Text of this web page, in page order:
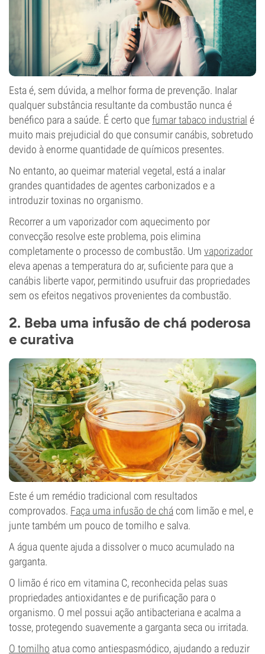
Esta é, sem dúvida, a melhor forma de prevenção. Inalar
qualquer substância resultante da combustão nunca é
benéfico para a saúde. É certo quefumar tabaco industrial é
muito mais prejudicial do que consumir canábis, sobretudo
devido à enorme quantidade de químicos presentes.
No entanto, ao queimar material vegetal, está a inalar
grandes quantidades de agentes carbonizados e a
introduzir toxinas no organismo.
Recorrer a um vaporizador com aquecimento por
convecção resolve este problema, pois elimina
completamente o processo de combustão. Um vaporizador
eleva apenas a temperatura do ar, suficiente para que a
canábis liberte vapor, permitindo usufruir das propriedades
sem os efeitos negativos provenientes da combustão.
2. Beba uma infusão de chá poderosa
e curativa
Este é um remédio tradicional com resultados
comprovados. Faça uma infusão de chácom limão e mel, e
junte também um pouco de tomilho e salva.
A água quente ajuda a dissolver o muco acumulado na
garganta.
O limão é rico em vitamina C, reconhecida pelas suas
propriedades antioxidantes e de purificação para o
organismo. O mel possui ação antibacteriana e acalma a
tosse, protegendo suavemente a garganta seca ou irritada.
O tomilho atua como antiespasmódico, ajudando a reduzir